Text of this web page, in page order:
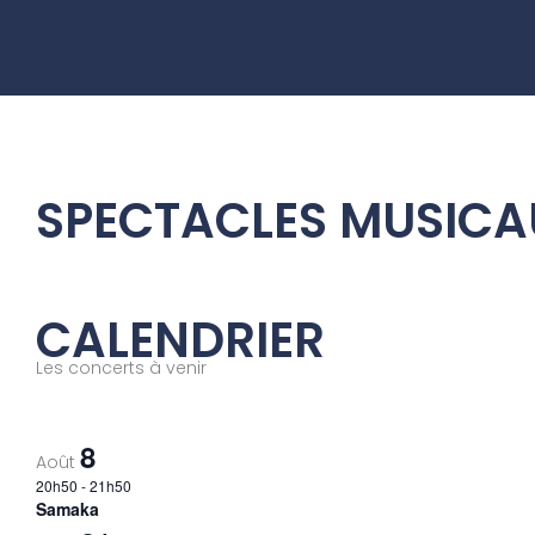
SPECTACLES
CALENDRIER
Les concerts à venir
Août 8
20h50 -21h50
Samaka